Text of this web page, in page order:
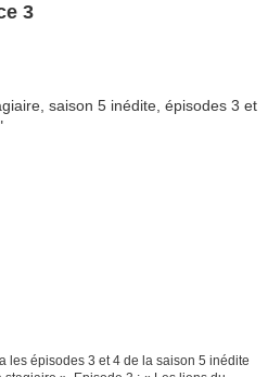
3
les épisodes 3 et 4 de la saison 5 inédite